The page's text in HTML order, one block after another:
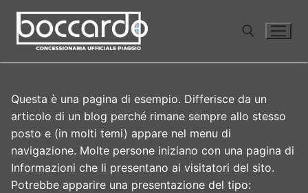
contenuto
Questa è una pagina di esempio. Differisce da un
articolo di un blog perché rimane sempre allo stesso
posto e (in molti temi) appare nel menu di
navigazione. Molte persone iniziano con una pagina di
Informazioni che li presentano ai visitatori del sito.
Potrebbe apparire una presentazione del tipo: